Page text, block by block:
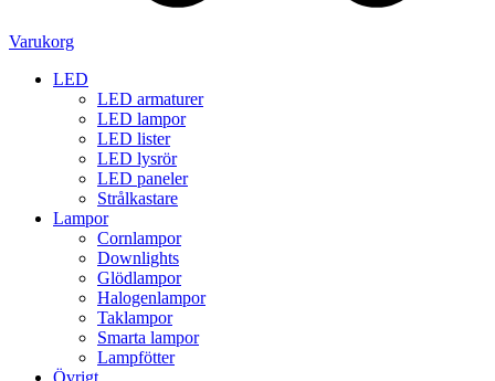
Varukorg
LED
LED armaturer
LED lampor
LED lister
LED lysrör
LED paneler
Strålkastare
Lampor
Cornlampor
Downlights
Glödlampor
Halogenlampor
Taklampor
Smarta lampor
Lampfötter